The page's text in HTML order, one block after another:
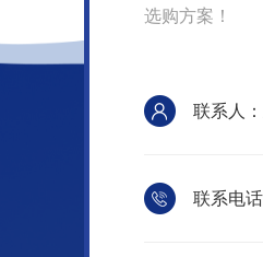
选购方案！
联系人
联系电